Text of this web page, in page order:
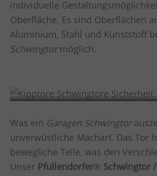
individuelle
Oberfläche. Es sind Oberflächen
Aluminium, Stahl und Kunststoff
Schwingtormöglich.
Was ein Garagen Schwingtor
unverwüstliche Machart. Das Tor
bewegliche Teile, was den
Unser Pfullendorfer® Schwingtor